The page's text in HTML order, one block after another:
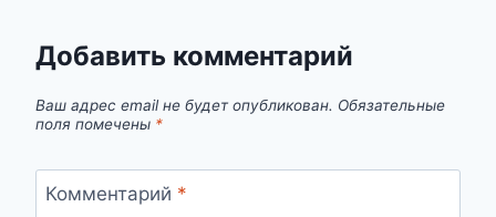
Добавить комментарий
Ваш адрес email не будет опубликован. Обязательные
поля помечены *
Комментарий *